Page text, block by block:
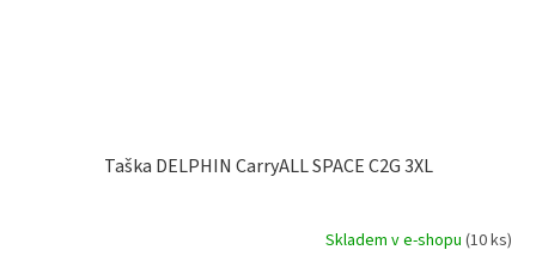
Taška DELPHIN CarryALL SPACE C2G 3XL
Skladem v e-shopu (10 ks)